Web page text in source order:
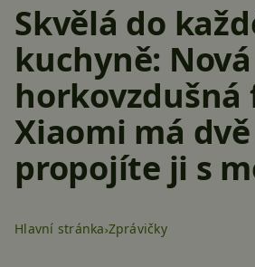
Skvělá do
kuchyně: Nová
horkovzdušná
Xiaomi má
propojíte ji s
Hlavní stránka Zprávičky